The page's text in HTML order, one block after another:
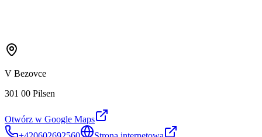
V Bezovce
301 00 Pilsen
Otwórz w Google Maps